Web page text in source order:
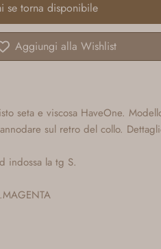
se torna disponibile
Aggiungi alla Wishlist
seta e viscosa HaveOne.
sul retro del collo.
indossa la tg S.